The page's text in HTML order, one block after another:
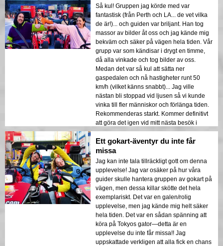
Så kul! Gruppen jag körde med var
fantastisk (från Perth och LA... de vet vilka
de är!)... och guiden var briljant. Han tog
massor av bilder åt oss och jag kände mig
bekväm och säker på vägen hela tiden. Vår
grupp var som kändisar i drygt en timme,
då alla vinkade och tog bilder av oss.
Medan det var så kul att sätta ner
gaspedalen och nå hastigheter runt 50
km/h (vilket känns snabbt)... Jag ville
nästan bli stoppad vid ljusen så vi kunde
vinka till fler människor och förlänga tiden.
Rekommenderas starkt. Kommer definitivt
att göra det igen vid mitt nästa besök i
Tokyo.
Ett gokart-äventyr du inte får
missa
Jag kan inte tala tillräckligt gott om denna
upplevelse! Jag var osäker på hur våra
guider skulle hantera gruppen av gokart på
vägen, men dessa killar skötte det hela
exemplariskt. Det var en galen/rolig
upplevelse, men jag kände mig helt säker
hela tiden. Det var en sådan spänning att
köra på Tokyos gator—detta är en
upplevelse du inte får missa!! Jag
uppskattade verkligen att alla fick en chans